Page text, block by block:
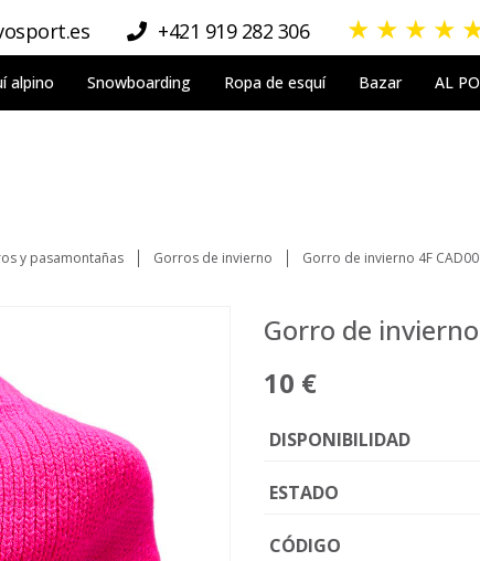
+421 919 282 306 ★ ★ ★ ★
alpino Snowboarding Ropa de esquí Bazar AL
y pasamontañas Gorros de invierno Gorro de invierno 4F
Gorro de
10 €
DISPONIBILIDAD
ESTADO
CÓDIGO